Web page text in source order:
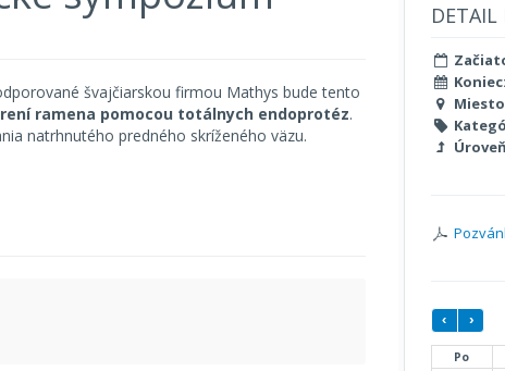
švajčiarskou firmou Mathys bude tento
ramena pomocou totálnych endoprotéz.
natrhnutého predného skríženého väzu.
DETAIL
Koniec:
Po